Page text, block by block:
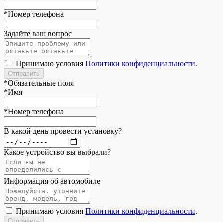
*Номер телефона
Задайте ваш вопрос
Принимаю условия Политики конфиденциальности.
*Обязательные поля
*Имя
*Номер телефона
В какой день провести установку?
Какое устройство вы выбрали?
Информация об автомобиле
Принимаю условия Политики конфиденциальности.